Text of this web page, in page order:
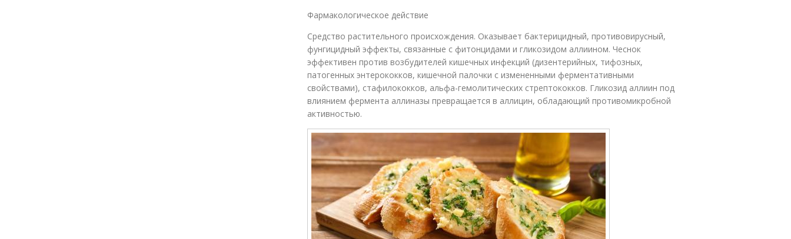
Фармакологическое действие
Средство растительного происхождения. Оказывает бактерицидный, противовирусный,
фунгицидный эффекты, связанные с фитонцидами и гликозидом аллиином. Чеснок
эффективен против возбудителей кишечных инфекций (дизентерийных, тифозных,
патогенных энтерококков, кишечной палочки с измененными ферментативными
свойствами), стафилококков, альфа-гемолитических стрептококков. Гликозид аллиин под
влиянием фермента аллиназы превращается в аллицин, обладающий противомикробной
активностью.